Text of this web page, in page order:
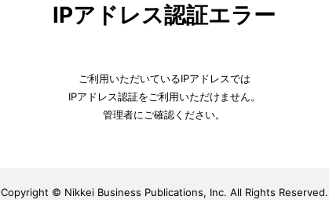
IPアドレス認証エラー
ご利用いただいているIPアドレスでは
IPアドレス認証をご利用いただけません。
管理者にご確認ください。
Copyright © Nikkei Business Publications, Inc. All Rights Reserved.